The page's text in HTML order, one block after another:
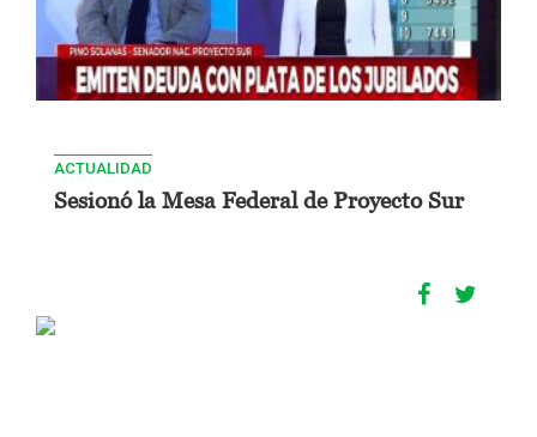
ACTUALIDAD
Sesionó la Mesa Federal de Proyecto Sur